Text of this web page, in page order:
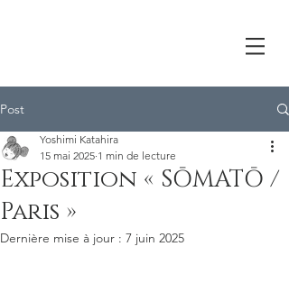
Post
Exposition « SŌMATŌ /
Paris »
Yoshimi Katahira
15 mai 2025 1 min de lecture
Dernière mise à jour : 7 juin 2025